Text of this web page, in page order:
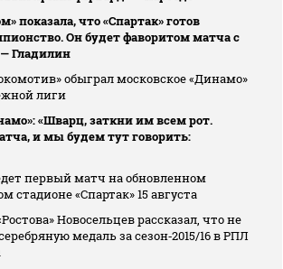
показала, что «Спартак» готов
Он будет фаворитом матча с
Гладилин
обыграл московское «Динамо»
лиги
«Шварц, заткни им всем рот.
и мы будем тут говорить:
первый матч на обновленном
стадионе «Спартак» 15 августа
Новосельцев рассказал, что не
медаль за сезон‑2015/16 в РПЛ